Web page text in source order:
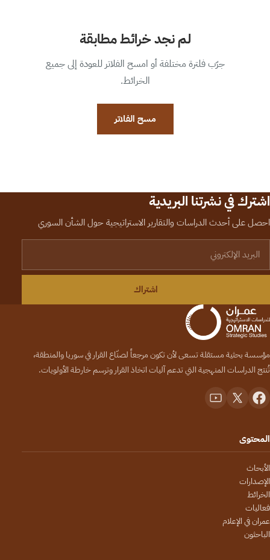
لم نجد خرائط مطابقة
جرّب فلترة مختلفة أو امسح الفلاتر للعودة إلى جميع
الخرائط.
مسح الفلاتر
اشترك في نشرتنا البريدية
احصل على أحدث الدراسات والتقارير الاستراتيجية حول الشأن السوري
اشتراك
مؤسسة بحثية مستقلة تسعى لأن تكون مرجعاً لصنّاع القرار في سوريا والمنطقة،
تُنتج الدراسات المنهجية التي تدعم آليات اتخاذ القرار وترسم خارطة الأولويات.
المحتوى
الأبحاث
الإصدارات
الخرائط
فعاليات
عمران في الإعلام
الباحثون